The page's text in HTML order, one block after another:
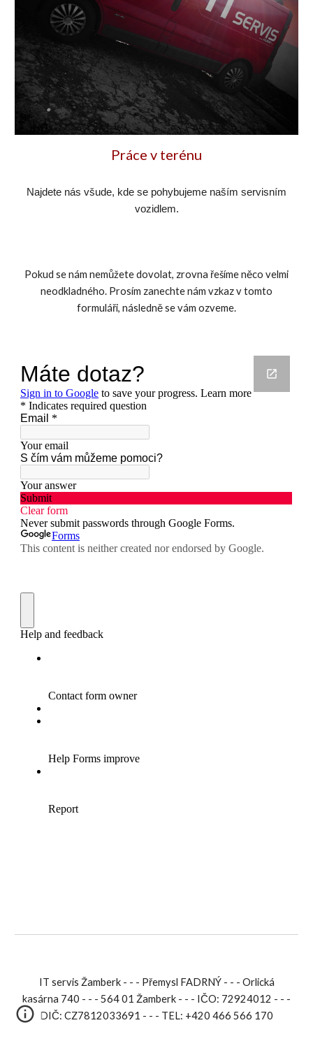
Práce v terénu
Najdete nás všude, kde se pohybujeme naším servisním
vozidlem.
Pokud se nám nemůžete dovolat, zrovna řešíme něco velmi
neodkladného. Prosím zanechte nám vzkaz v tomto
formuláři, následně se vám ozveme.
IT servis Žamberk - - - Přemysl FADRNÝ - - - Orlická
kasárna 740 - - - 564 01 Žamberk - - - IČO: 72924012 - - -
DIČ: CZ7812033691 - - - TEL: +420 466 566 170